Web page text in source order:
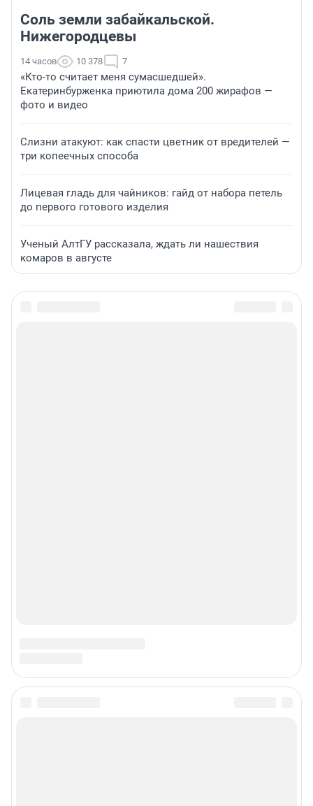
Соль земли забайкальской.
Нижегородцевы
14 часов 10 378 7
«Кто-то считает меня сумасшедшей».
Екатеринбурженка приютила дома 200 жирафов —
фото и видео
Слизни атакуют: как спасти цветник от вредителей —
три копеечных способа
Лицевая гладь для чайников: гайд от набора петель
до первого готового изделия
Ученый АлтГУ рассказала, ждать ли нашествия
комаров в августе